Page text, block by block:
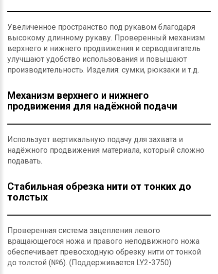
Увеличенное пространство под рукавом благодаря
высокому длинному рукаву. Проверенный механизм
верхнего и нижнего продвижения и серводвигатель
улучшают удобство использования и повышают
производительность. Изделия: сумки, рюкзаки и т.д.
Механизм верхнего и нижнего
продвижения для надёжной подачи
Использует вертикальную подачу для захвата и
надёжного продвижения материала, который сложно
подавать.
Стабильная обрезка нити от тонких до
толстых
Проверенная система зацепления левого
вращающегося ножа и правого неподвижного ножа
обеспечивает превосходную обрезку нити от тонкой
до толстой (№6). (Поддерживается LY2-3750)